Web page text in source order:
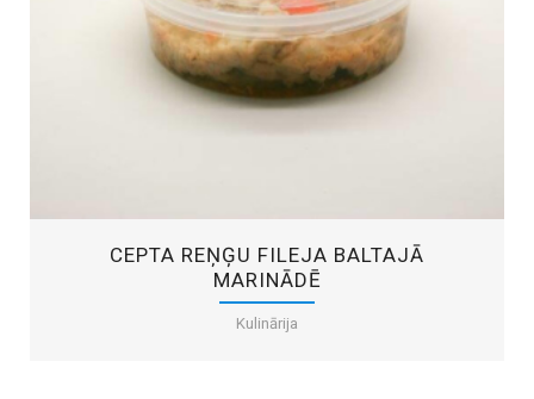
CEPTA REŅĢU FILEJA BALTAJĀ
MARINĀDĒ
Kulinārija